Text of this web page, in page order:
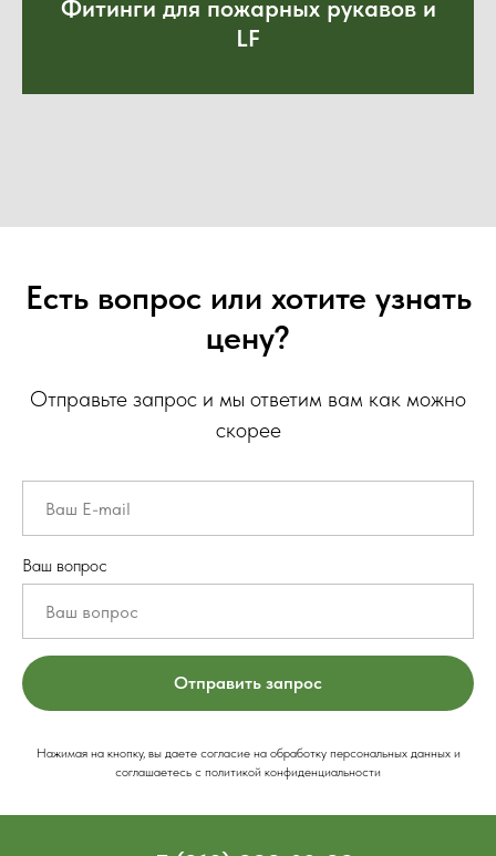
Фитинги для пожарных рукавов и
LF
Есть вопрос или хотите узнать
цену?
Отправьте запрос и мы ответим вам как можно
скорее
Ваш вопрос
Отправить запрос
Нажимая на кнопку, вы даете согласие на обработку персональных данных и
соглашаетесь c политикой конфиденциальности